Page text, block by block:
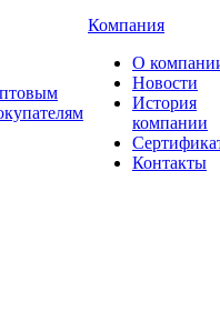
Компания
О
Новости
История
компании
Контакты